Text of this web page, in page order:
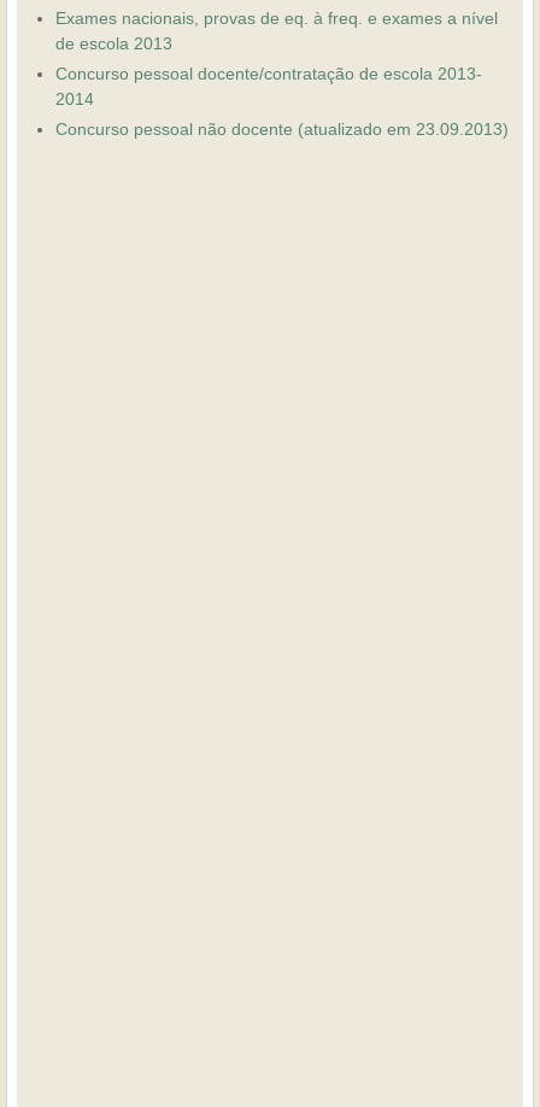
Exames nacionais, provas de eq. à freq. e exames a nível
de escola 2013
Concurso pessoal docente/contratação de escola 2013-
2014
Concurso pessoal não docente (atualizado em 23.09.2013)